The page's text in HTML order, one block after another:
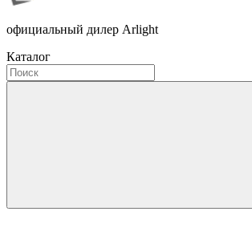
официальный дилер Arlight
Каталог